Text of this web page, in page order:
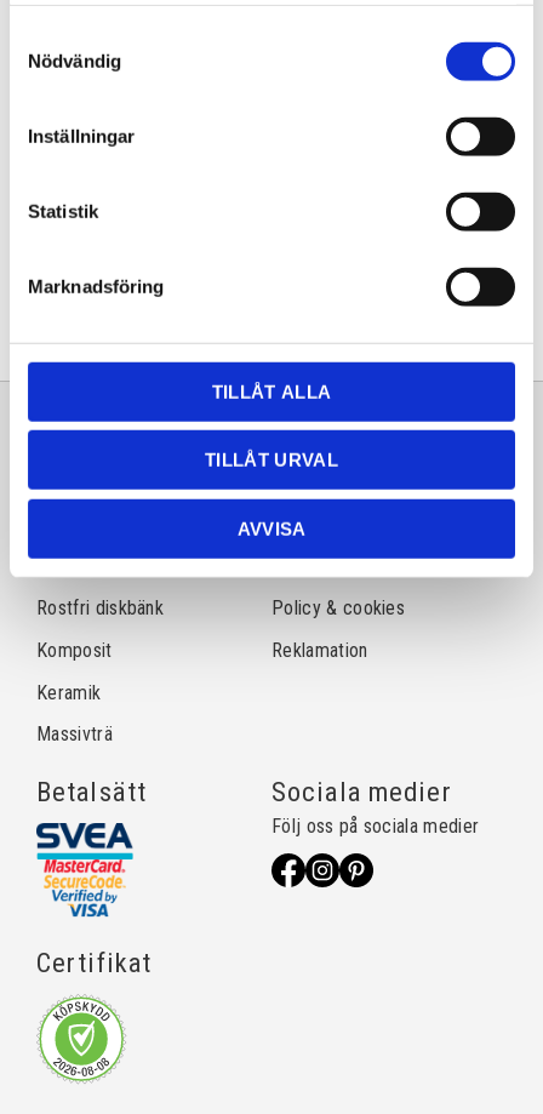
Nödvändig
Inställningar
Statistik
Marknadsföring
TILLÅT ALLA
TILLÅT URVAL
AVVISA
Lagervara
Artikelnr
20260171
Sortiment
Natursten
Rostfri diskbänk
Komposit
Keramik
Massivträ
Information
Frågor & svar
Köpvillkor
Policy & cookies
Reklamation
Betalsätt
Certifikat
Sociala medier
Följ oss på sociala medier